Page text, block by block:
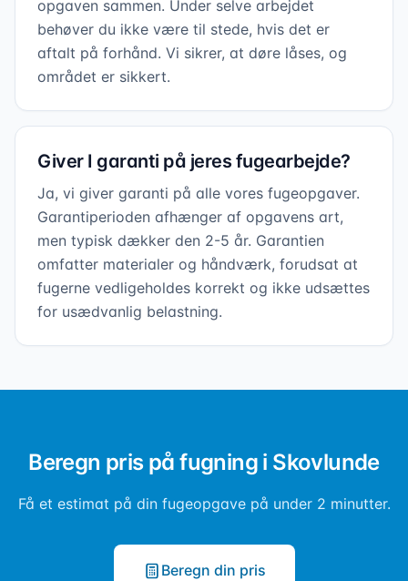
opgaven sammen. Under selve arbejdet
behøver du ikke være til stede, hvis det er
aftalt på forhånd. Vi sikrer, at døre låses, og
området er sikkert.
Giver I garanti på jeres fugearbejde?
Ja, vi giver garanti på alle vores fugeopgaver.
Garantiperioden afhænger af opgavens art,
men typisk dækker den 2-5 år. Garantien
omfatter materialer og håndværk, forudsat at
fugerne vedligeholdes korrekt og ikke udsættes
for usædvanlig belastning.
Beregn pris på fugning i Skovlunde
Få et estimat på din fugeopgave på under 2 minutter.
Beregn din pris